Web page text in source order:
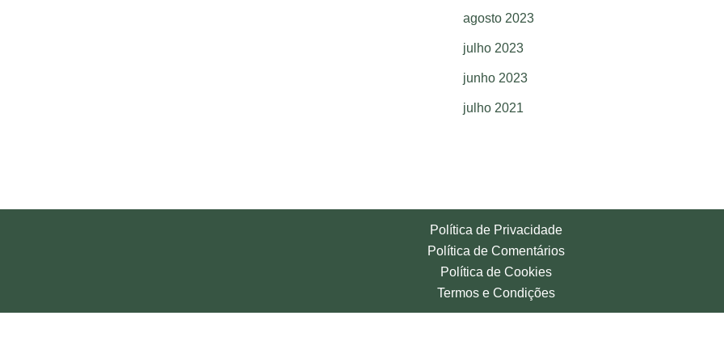
agosto 2023
julho 2023
junho 2023
julho 2021
Política de Privacidade
Política de Comentários
Política de Cookies
Termos e Condições